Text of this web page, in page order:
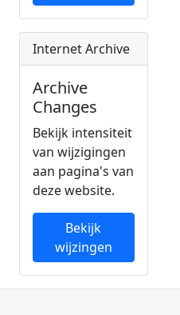
Internet Archive
Archive
Changes
Bekijk intensiteit
van wijzigingen
aan pagina's van
deze website.
Bekijk
wijzingen